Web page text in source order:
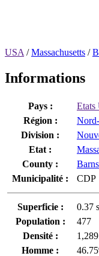
USA /Massachusetts /
Informations
Pays :
Etats
Région :
Division :
Etat :
County :
Municipalité :
CDP
Superficie :
0.37
Population :
477
Densité :
Homme :